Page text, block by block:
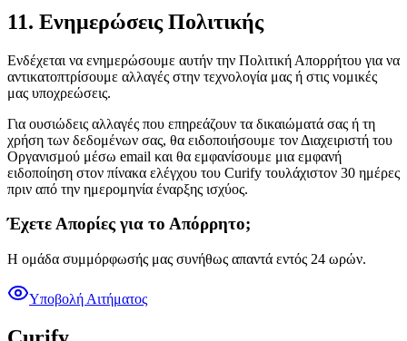
11. Ενημερώσεις Πολιτικής
Ενδέχεται να ενημερώσουμε αυτήν την Πολιτική Απορρήτου για να
αντικατοπτρίσουμε αλλαγές στην τεχνολογία μας ή στις νομικές
μας υποχρεώσεις.
Για ουσιώδεις αλλαγές που επηρεάζουν τα δικαιώματά σας ή τη
χρήση των δεδομένων σας, θα ειδοποιήσουμε τον Διαχειριστή του
Οργανισμού μέσω email και θα εμφανίσουμε μια εμφανή
ειδοποίηση στον πίνακα ελέγχου του Curify τουλάχιστον 30 ημέρες
πριν από την ημερομηνία έναρξης ισχύος.
Έχετε Απορίες για το Απόρρητο;
Η ομάδα συμμόρφωσής μας συνήθως απαντά εντός 24 ωρών.
Υποβολή Αιτήματος